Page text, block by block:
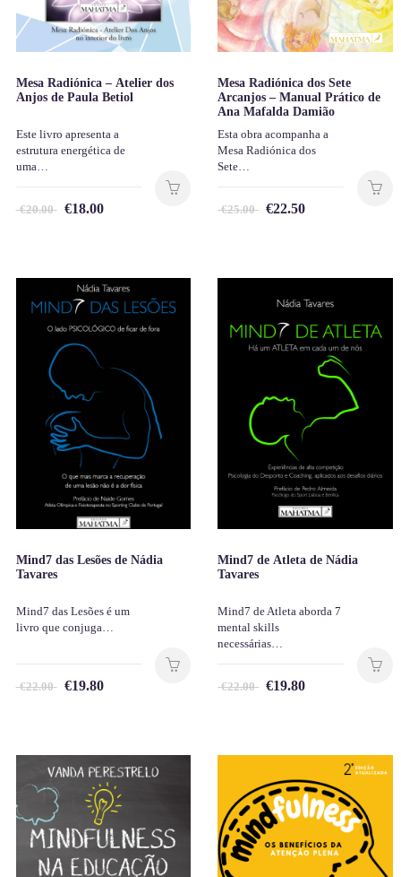
Mesa Radiónica – Atelier dos
Anjos de Paula Betiol
Este livro apresenta a
estrutura energética de
uma…
€20.00 €18.00
Mesa Radiónica dos Sete
Arcanjos – Manual Prático de
Ana Mafalda Damião
Esta obra acompanha a
Mesa Radiónica dos
Sete…
€25.00 €22.50
Mind7 das Lesões de Nádia
Tavares
Mind7 das Lesões é um
livro que conjuga…
€22.00 €19.80
Mind7 de Atleta de Nádia
Tavares
Mind7 de Atleta aborda 7
mental skills
necessárias…
€22.00 €19.80